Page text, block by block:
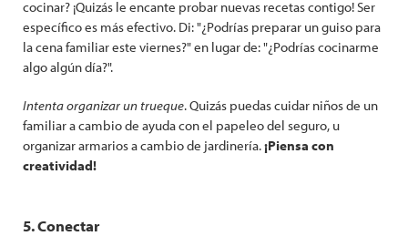
cocinar? ¡Quizás le encante probar nuevas recetas contigo! Ser
específico es más efectivo. Di: "¿Podrías preparar un guiso para
la cena familiar este viernes?" en lugar de: "¿Podrías cocinarme
algo algún día?".
Intenta organizar un trueque. Quizás puedas cuidar niños de un
familiar a cambio de ayuda con el papeleo del seguro, u
organizar armarios a cambio de jardinería.¡Piensa con
creatividad!
5. Conectar